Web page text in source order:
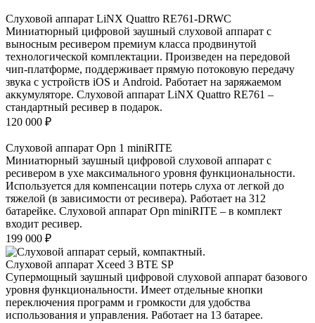
Слуховой аппарат LiNX Quattro RE761-DRWC
Миниатюрный цифровой заушный слуховой аппарат с
выносным ресивером премиум класса продвинутой
технологической комплектации. Произведен на передовой
чип-платформе, поддерживает прямую потоковую передачу
звука с устройств iOS и Android. Работает на заряжаемом
аккумуляторе. Слуховой аппарат LiNX Quattro RE761 –
стандартный ресивер в подарок.
120 000 ₽
Слуховой аппарат Opn 1 miniRITE
Миниатюрный заушный цифровой слуховой аппарат с
ресивером в ухе максимального уровня функциональности.
Используется для компенсации потерь слуха от легкой до
тяжелой (в зависимости от ресивера). Работает на 312
батарейке. Слуховой аппарат Opn miniRITE – в комплект
входит ресивер.
199 000 ₽
Слуховой аппарат Xceed 3 BTE SP
Супермощный заушный цифровой слуховой аппарат базового
уровня функциональности. Имеет отдельные кнопки
переключения программ и громкости для удобства
использования и управления. Работает на 13 батарее.